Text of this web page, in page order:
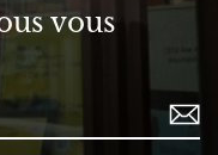
vous